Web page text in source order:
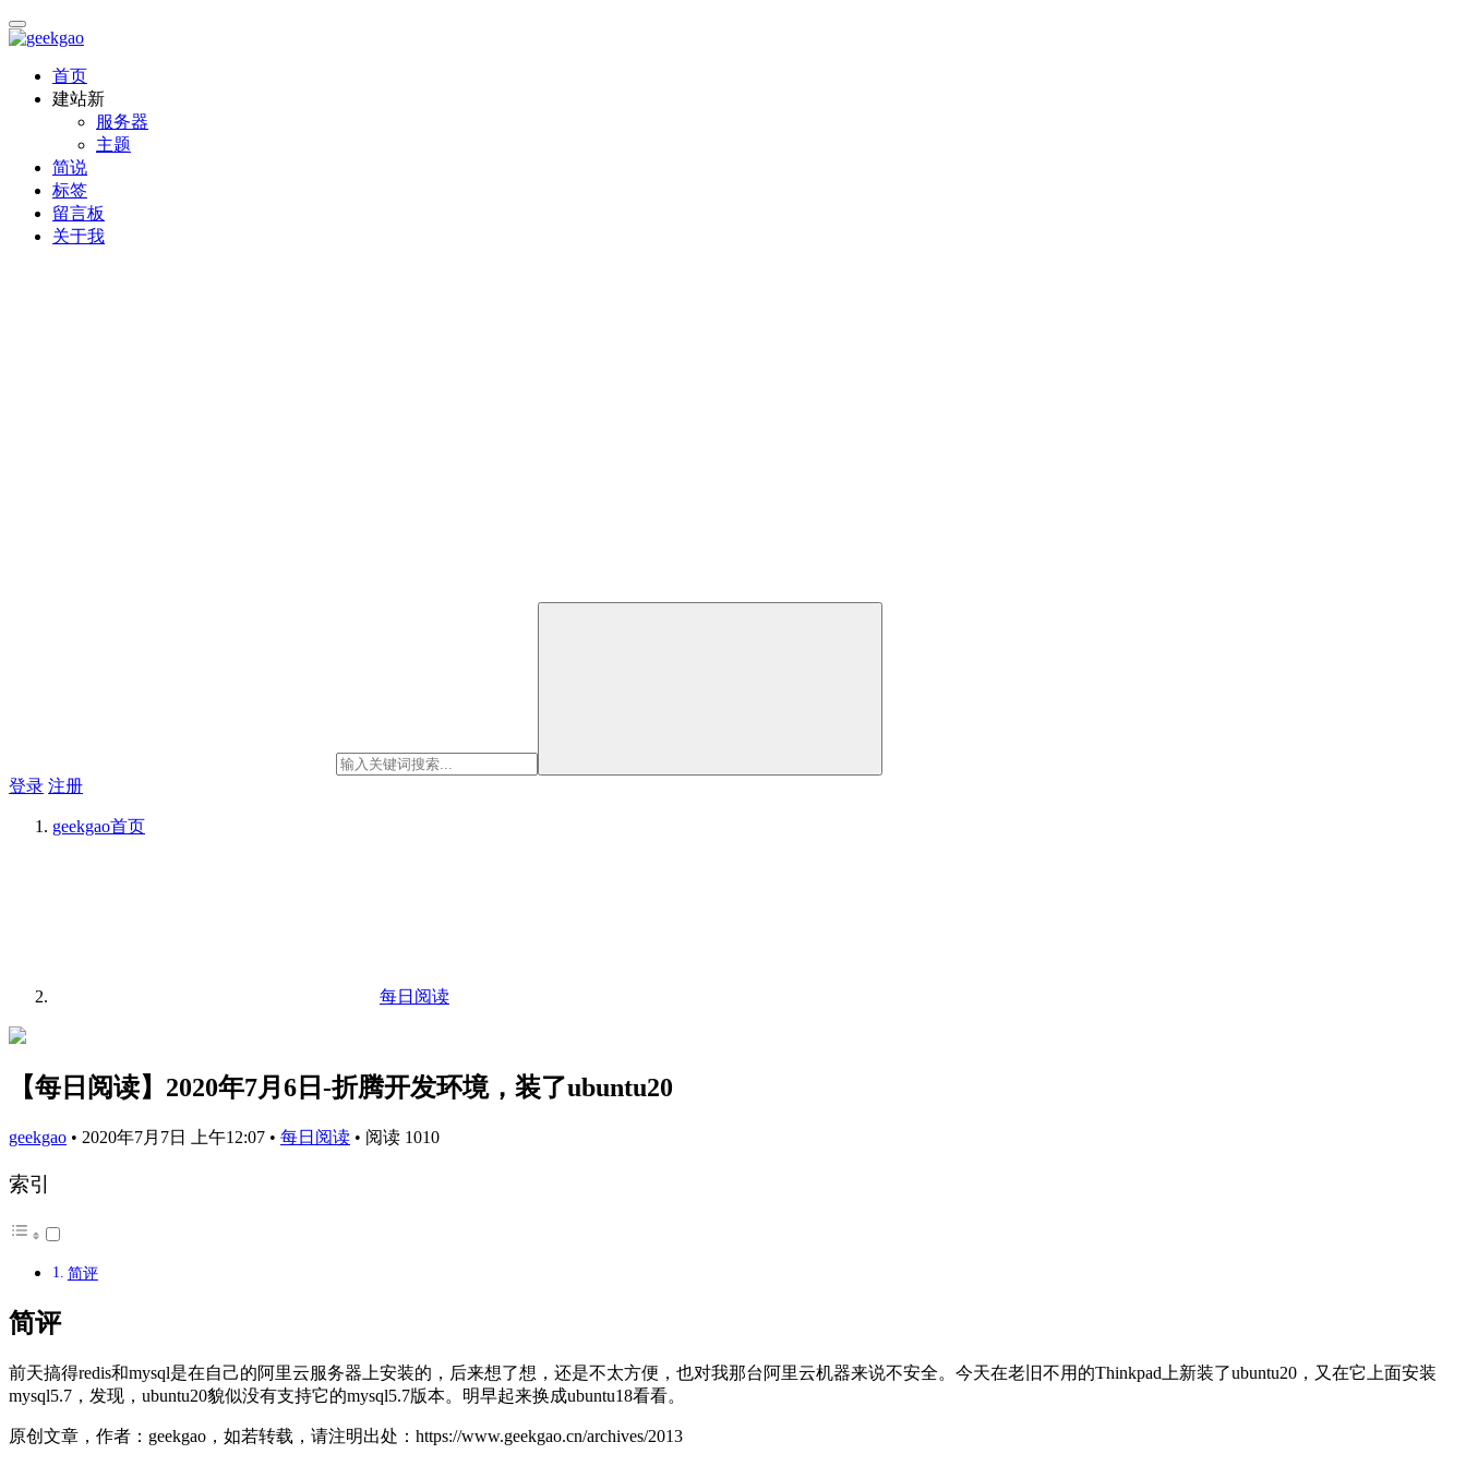
首页
建站新
服务器
主题
简说
标签
留言板
关于我
登录 注册
geekgao首页
每日阅读
【每日阅读】2020年7月6日-折腾开发环境，装了ubuntu20
geekgao • 2020年7月7日 上午12:07 • 每日阅读 • 阅读 1010
索引
简评
简评
前天搞得redis和mysql是在自己的阿里云服务器上安装的，后来想了想，还是不太方便，也对我那台阿里云机器来说不安全。今天在老旧不用的Thinkpad上新装了ubuntu20，又在它上面安装
mysql5.7，发现，ubuntu20貌似没有支持它的mysql5.7版本。明早起来换成ubuntu18看看。
原创文章，作者：geekgao，如若转载，请注明出处：https://www.geekgao.cn/archives/2013